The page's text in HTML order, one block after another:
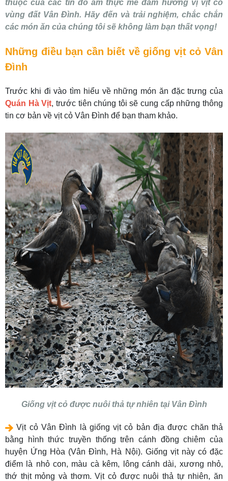
thuộc của các tín đồ ẩm thực mê đắm hương vị vịt cỏ
vùng đất Vân Đình. Hãy đến và trải nghiệm, chắc chắn
các món ăn của chúng tôi sẽ không làm bạn thất vọng!
Những điều bạn cần biết về giống vịt cỏ Vân
Đình
Trước khi đi vào tìm hiểu về những món ăn đặc trưng của
Quán Hà Vịt, trước tiên chúng tôi sẽ cung cấp những thông
tin cơ bản về vịt cỏ Vân Đình để bạn tham khảo.
Giống vịt cỏ được nuôi thả tự nhiên tại Vân Đình
Vịt cỏ Vân Đình là giống vịt cỏ bản địa được chăn thả
bằng hình thức truyền thống trên cánh đồng chiêm của
huyện Ứng Hòa (Vân Đình, Hà Nội). Giống vịt này có đặc
điểm là nhỏ con, màu cà kêm, lông cánh dài, xương nhỏ,
thớ thịt mỏng và thơm. Vịt cỏ được nuôi thả tự nhiên, ăn